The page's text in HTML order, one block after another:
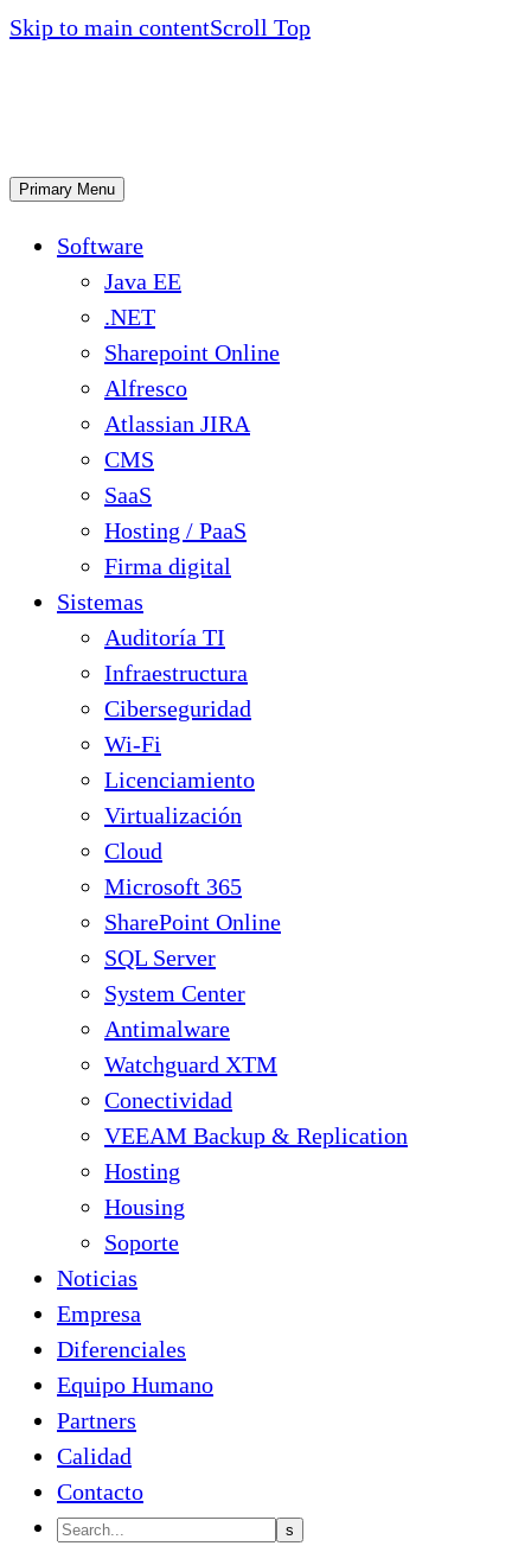
Skip to main contentScroll Top
Primary Menu
Software
Java EE
.NET
Sharepoint Online
Alfresco
Atlassian JIRA
CMS
SaaS
Hosting / PaaS
Firma digital
Sistemas
Auditoría TI
Infraestructura
Ciberseguridad
Wi-Fi
Licenciamiento
Virtualización
Cloud
Microsoft 365
SharePoint Online
SQL Server
System Center
Antimalware
Watchguard XTM
Conectividad
VEEAM Backup & Replication
Hosting
Housing
Soporte
Noticias
Empresa
Diferenciales
Equipo Humano
Partners
Calidad
Contacto